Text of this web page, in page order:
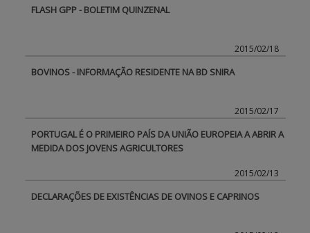
FLASH GPP - BOLETIM QUINZENAL
2015/02/18
BOVINOS - INFORMAÇÃO RESIDENTE NA BD SNIRA
2015/02/17
PORTUGAL É O PRIMEIRO PAÍS DA UNIÃO EUROPEIA A ABRIR A
MEDIDA DOS JOVENS AGRICULTORES
2015/02/13
DECLARAÇÕES DE EXISTÊNCIAS DE OVINOS E CAPRINOS